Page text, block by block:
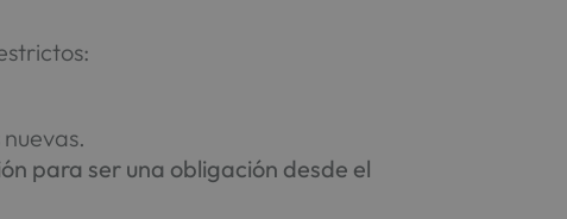
para ser una obligación desde el